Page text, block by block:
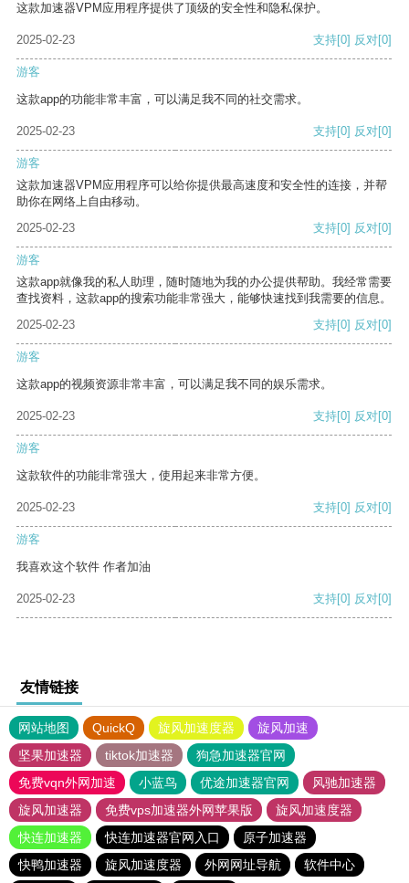
这款加速器VPM应用程序提供了顶级的安全性和隐私保护。
2025-02-23 支持[0] 反对[0]
游客
这款app的功能非常丰富，可以满足我不同的社交需求。
2025-02-23 支持[0] 反对[0]
游客
这款加速器VPM应用程序可以给你提供最高速度和安全性的连接，并帮
助你在网络上自由移动。
2025-02-23
支持[0] 反对[0]
游客
这款app就像我的私人助理，随时随地为我的办公提供帮助。我经常需要
查找资料，这款app的搜索功能非常强大，能够快速找到我需要的信息。
2025-02-23
支持[0] 反对[0]
游客
这款app的视频资源非常丰富，可以满足我不同的娱乐需求。
2025-02-23 支持[0] 反对[0]
游客
这款软件的功能非常强大，使用起来非常方便。
2025-02-23 支持[0] 反对[0]
游客
我喜欢这个软件 作者加油
2025-02-23 支持[0] 反对[0]
友情链接
网站地图 QuickQ 旋风加速度器
旋风加速
坚果加速器
tiktok加速器
狗急加速器官网
免费vqn外网加速
小蓝鸟 优途加速器官网
风驰加速器
旋风加速器
免费vps加速器外网苹果版
旋风加速度器
快连加速器
快连加速器官网入口
原子加速器
快鸭加速器
旋风加速度器 外网网址导航 软件中心